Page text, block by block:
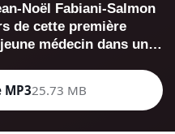
Noël Fabiani-Salmon
de cette première
médecin dans un
se plaint de fortes
à une angine de
MP325.73 MB